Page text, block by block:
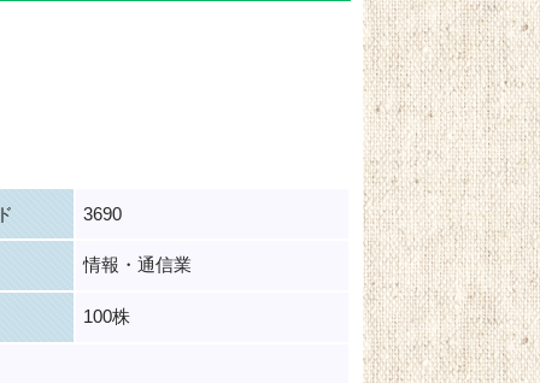
3690
情報・通信業
100株